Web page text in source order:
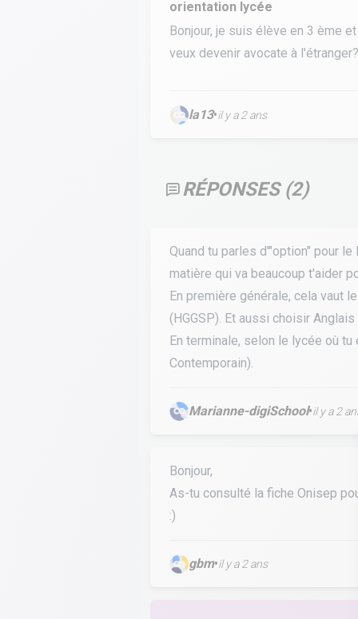
BTSA GEMEAU
BTS MHR
BTS SAM
BTS
orientation lycée
Bonjour, je suis élève en 3 ème
veux devenir avocate à l'étranger?
la13•il y a 2 ans
RÉPONSES (2)
Quand tu parles d'"option" pour
matière qui va beaucoup t'aider
En première générale, cela vaut
(HGGSP). Et aussi choisir
En terminale, selon le lycée où
Contemporain).
Marianne-digiSchool•il y a 2
Bonjour,
As-tu consulté la fiche Onisep
:)
gbm•il y a 2 ans